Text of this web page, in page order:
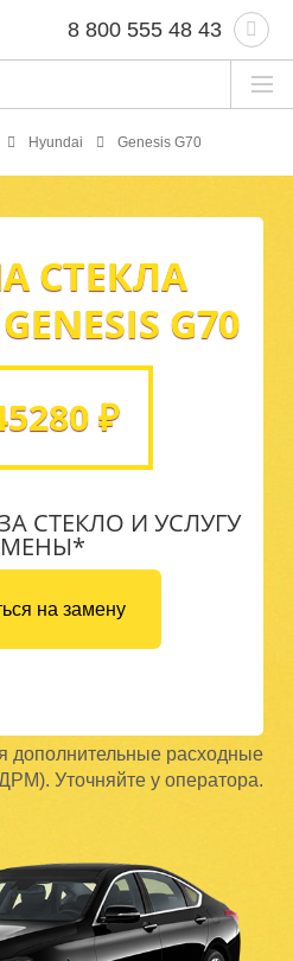
8 800 555 48 43
Hyundai Genesis G70
СТЕКЛА
G70
₽
СТЕКЛО И УСЛУГУ
на замену
дополнительные расходные
Уточняйте у оператора.